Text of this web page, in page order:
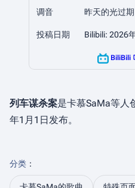
调音 昨天的光过期
投稿日期 Bilibili: 2026
BiliBili
列车谋杀案是卡慕SaMa等人
年1月1日发布。
分类 ：​